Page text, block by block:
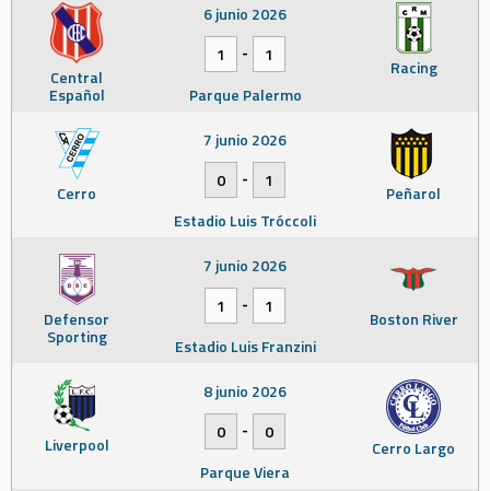
Central
Español
Racing
6 junio 2026
1
-
1
Parque Palermo
Cerro Peñarol
7 junio 2026
0
-
1
Estadio Luis Tróccoli
Defensor
Sporting
Boston River
7 junio 2026
1
-
1
Estadio Luis Franzini
Liverpool Cerro Largo
8 junio 2026
0
-
0
Parque Viera